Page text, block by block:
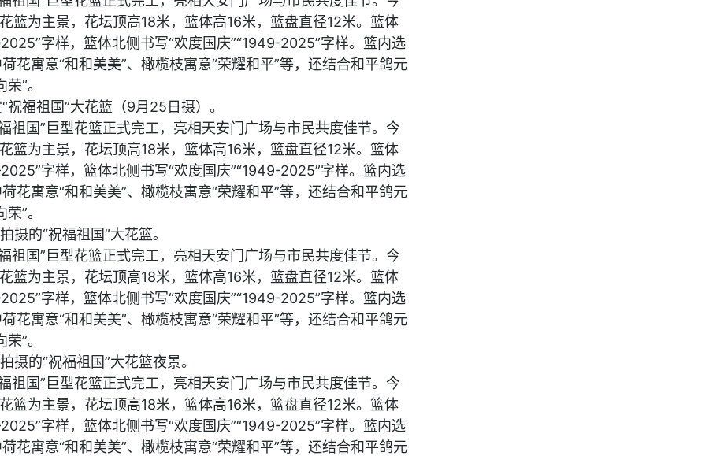
篮为主景，花坛顶高18米，篮体高16米，篮盘直径12米。篮体
字样，篮体北侧书写“欢度国庆”“1949-2025”字样。篮内选
花寓意“和和美美”、橄榄枝寓意“荣耀和平”等，还结合和平鸽元
”。
祝福祖国”大花篮（9月25日摄）。
祖国”巨型花篮正式完工，亮相天安门广场与市民共度佳节。今
篮为主景，花坛顶高18米，篮体高16米，篮盘直径12米。篮体
字样，篮体北侧书写“欢度国庆”“1949-2025”字样。篮内选
花寓意“和和美美”、橄榄枝寓意“荣耀和平”等，还结合和平鸽元
”。
摄的“祝福祖国”大花篮。
祖国”巨型花篮正式完工，亮相天安门广场与市民共度佳节。今
篮为主景，花坛顶高18米，篮体高16米，篮盘直径12米。篮体
字样，篮体北侧书写“欢度国庆”“1949-2025”字样。篮内选
花寓意“和和美美”、橄榄枝寓意“荣耀和平”等，还结合和平鸽元
”。
摄的“祝福祖国”大花篮夜景。
祖国”巨型花篮正式完工，亮相天安门广场与市民共度佳节。今
篮为主景，花坛顶高18米，篮体高16米，篮盘直径12米。篮体
字样，篮体北侧书写“欢度国庆”“1949-2025”字样。篮内选
花寓意“和和美美”、橄榄枝寓意“荣耀和平”等，还结合和平鸽元